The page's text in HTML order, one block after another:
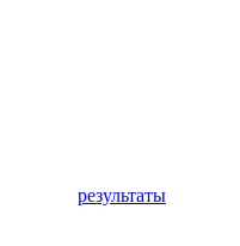
результаты